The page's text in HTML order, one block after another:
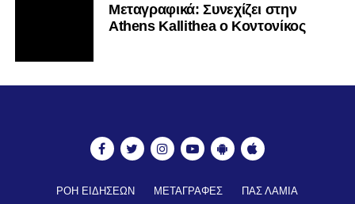
Mεταγραφικά: Συνεχίζει στην
Athens Kallithea ο Κοντονίκος
ΡΟΗ ΕΙΔΗΣΕΩΝ ΜΕΤΑΓΡΑΦΕΣ
ΠΑΣ ΛΑΜΙΑ